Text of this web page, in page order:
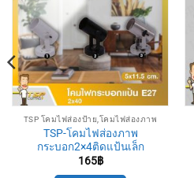
TSP โคมไฟส่องป้าย,โคมไฟส่องภาพ
TSP-โคมไฟส่องภาพ
กระบอก2×4ติดแป้นเล็ก
165฿